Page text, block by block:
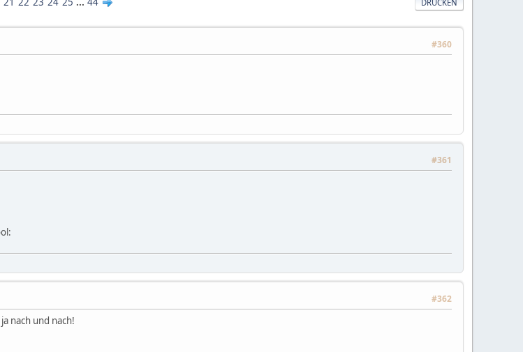
DRUCKEN
#360
#361
#362
nach und nach!